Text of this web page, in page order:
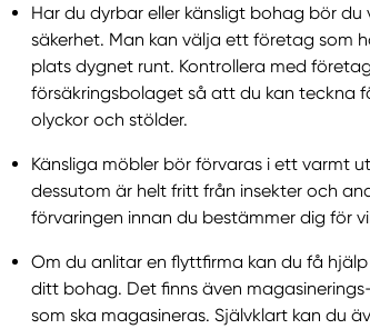
Har du dyrbar eller känsligt bohag bör
säkerhet. Man kan välja ett företag som
plats dygnet runt. Kontrollera med
försäkringsbolaget så att du kan teckna
olyckor och stölder.
Känsliga möbler bör förvaras i ett varmt
dessutom är helt fritt från insekter och
förvaringen innan du bestämmer dig för
Om du anlitar en flyttfirma kan du få
ditt bohag. Det finns även
som ska magasineras. Självklart kan du